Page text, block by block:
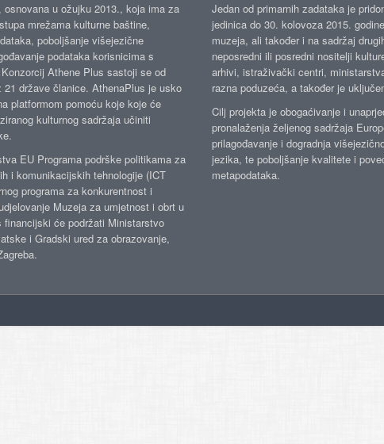
u ožujku 2013., koja ima za
mrežama kulturne baštine,
poboljšanje višejezične
podataka korisnicima s
Athene Plus sastoji se od
21 države članice. AthenaPlus je usko
platformom pomoću koje koje će
kulturnog sadržaja učiniti
EU Programa podrške politikama za
i komunikacijskih tehnologije (ICT
programa za konkurentnost i
Muzeja za umjetnost i obrt u
financijski će podržati Ministarstvo
i Gradski ured za obrazovanje,
Jedan od primarnih zadataka je
jedinica do 30. kolovoza 2015.
muzeja, ali također i na sadržaj
neposredni ili posredni nositelji
arhivi, istraživački centri,
razna poduzeća, a također je
Cilj projekta je obogaćivanje i
pronalaženja željenog sadržaja
prilagođavanje i dogradnja
jezika, te poboljšanje kvalitete i
metapodataka.